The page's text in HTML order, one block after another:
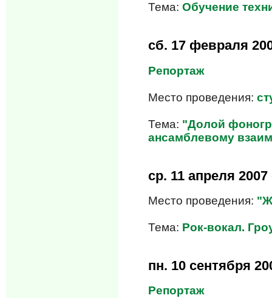
Тема:Обучение
сб. 17 февраля
Репортаж
Место проведения:
Тема: "Долой
ансамблевому
ср. 11 апреля 2007
Место проведения:
Тема: Рок-вокал.
пн. 10 сентября
Репортаж